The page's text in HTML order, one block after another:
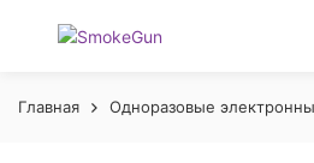
Главная Одноразовые